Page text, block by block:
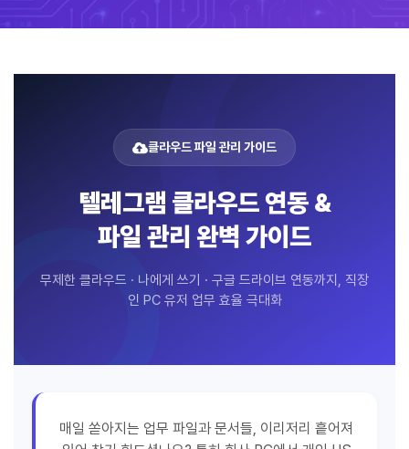
클라우드 파일 관리 가이드
텔레그램 클라우드 연동 &
파일 관리 완벽 가이드
무제한 클라우드 · 나에게 쓰기 · 구글 드라이브 연동까지, 직장
인 PC 유저 업무 효율 극대화
매일 쏟아지는 업무 파일과 문서들, 이리저리 흩어져